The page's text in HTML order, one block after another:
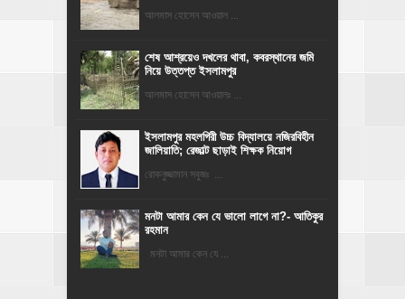
আলমাস হোসেন আওয়াল ...
শেষ আশ্রয়েও দখলের থাবা, কবরস্থানের জমি
নিয়ে উত্তপ্ত ইসলামপুর
আলমাস হোসেন আওয়ালঃ ...
​ইসলামপুর মহলগিরী উচ্চ বিদ্যালয়ে নজিরবিহীন
জালিয়াতি; রেজাল্ট ছাড়াই শিক্ষক নিয়োগ
রোকনুজ্জামান সবুজঃ ...
মনটা আমার কেন যে ভালো লাগে না?- আতিকুর
রহমান
মনটা আমার কেন যে ...